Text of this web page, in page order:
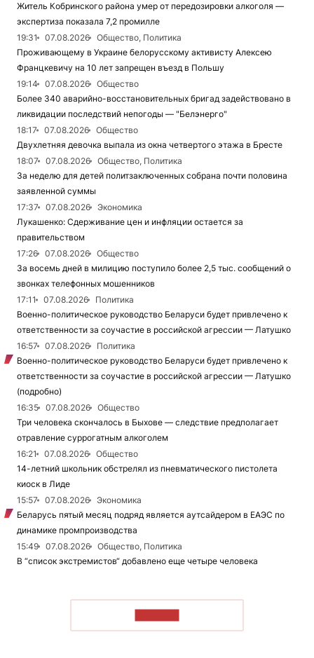
Житель Кобринского района умер от передозировки алкоголя —
экспертиза показала 7,2 промилле
19:31
07.08.2026
Общество, Политика
Проживающему в Украине белорусскому активисту Алексею
Францкевичу на 10 лет запрещен въезд в Польшу
19:14
07.08.2026
Общество
Более 340 аварийно-восстановительных бригад задействовано в
ликвидации последствий непогоды — "Белэнерго"
18:17
07.08.2026
Общество
Двухлетняя девочка выпала из окна четвертого этажа в Бресте
18:07
07.08.2026
Общество, Политика
За неделю для детей политзаключенных собрана почти половина
заявленной суммы
17:37
07.08.2026
Экономика
Лукашенко: Сдерживание цен и инфляции остается за
правительством
17:26
07.08.2026
Общество
За восемь дней в милицию поступило более 2,5 тыс. сообщений о
звонках телефонных мошенников
17:11
07.08.2026
Политика
Военно-политическое руководство Беларуси будет привлечено к
ответственности за соучастие в российской агрессии — Латушко
16:57
07.08.2026
Политика
Военно-политическое руководство Беларуси будет привлечено к
ответственности за соучастие в российской агрессии — Латушко
(подробно)
16:35
07.08.2026
Общество
Три человека скончалось в Быхове — следствие предполагает
отравление суррогатным алкоголем
16:21
07.08.2026
Общество
14-летний школьник обстрелял из пневматического пистолета
киоск в Лиде
15:57
07.08.2026
Экономика
Беларусь пятый месяц подряд является аутсайдером в ЕАЭС по
динамике промпроизводства
15:49
07.08.2026
Общество, Политика
В “список экстремистов“ добавлено еще четыре человека